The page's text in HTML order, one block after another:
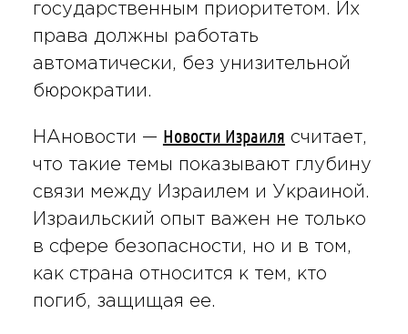
государственным приоритетом. Их
права должны работать
автоматически, без унизительной
бюрократии.
НАновости — Новости Израиля считает,
что такие темы показывают глубину
связи между Израилем и Украиной.
Израильский опыт важен не только
в сфере безопасности, но и в том,
как страна относится к тем, кто
погиб, защищая ее.